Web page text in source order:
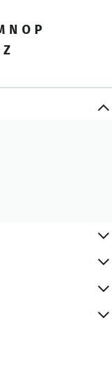
N O P
Z